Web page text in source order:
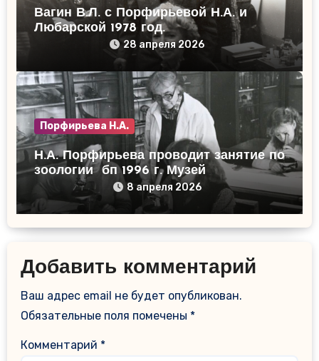
Вагин В.Л. с Порфирьевой Н.А. и
Любарской 1978 год.
28 апреля 2026
Порфирьева Н.А.
Н.А. Порфирьева проводит занятие по
зоологии бп 1996 г. Музей
сравнительной анатомии
позвоночных животных…
8 апреля 2026
Добавить комментарий
Ваш адрес email не будет опубликован.
Обязательные поля помечены *
Комментарий *